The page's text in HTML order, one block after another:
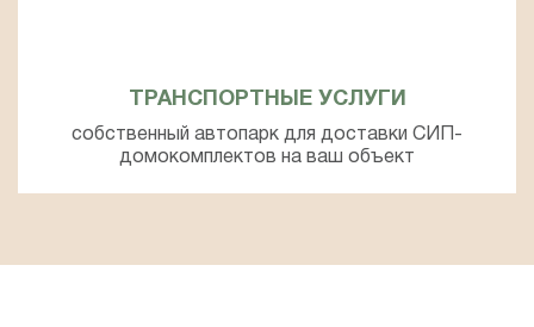
ТРАНСПОРТНЫЕ УСЛУГИ
собственный автопарк для доставки СИП-
домокомплектов на ваш объект